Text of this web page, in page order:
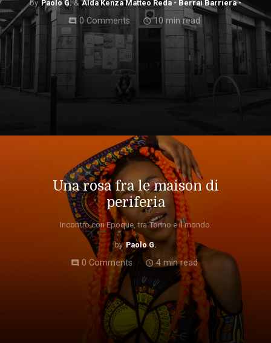
Paolo G. Alda Kenza Matteo Reda - Berrai Barriera -
comment 0 Comments access_time10 min read
Una rosa fra le maison di
periferia
Incontro con Epoque, tra Torino e il mondo.
Paolo G.
comment 0 Comments access_time 4 min read